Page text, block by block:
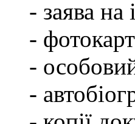
- заява на
-
-
-